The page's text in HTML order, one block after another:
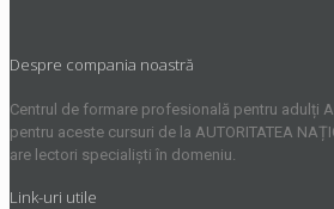
Despre compania noastră
Centrul de formare profesională pentru adulți
pentru aceste cursuri de la AUTORITATEA
are lectori specialiști în domeniu.
Link-uri utile